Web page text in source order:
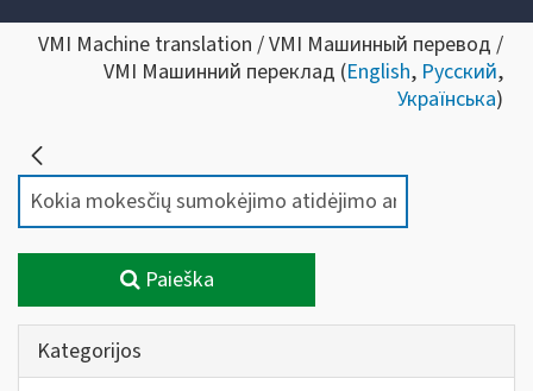
VMI Machine translation / VMI Машинный перевод /
VMI Машинний переклад (English, Русский,
Українська)
Paieška
Kategorijos